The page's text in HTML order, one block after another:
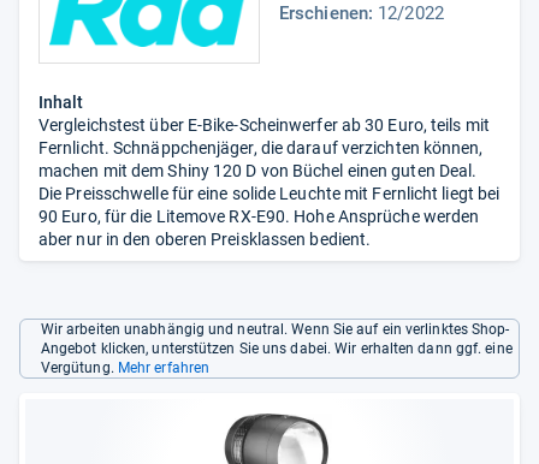
mit
den
Erschienen: 12/2022
Inhalt
Vergleichstest über E-Bike-Scheinwerfer ab 30 Euro, teils mit
Fernlicht. Schnäppchenjäger, die darauf verzichten können,
machen mit dem Shiny 120 D von Büchel einen guten Deal.
Die Preisschwelle für eine solide Leuchte mit Fernlicht liegt bei
90 Euro, für die Litemove RX-E90. Hohe Ansprüche werden
aber nur in den oberen Preisklassen bedient.
Wir arbeiten unabhängig und neutral. Wenn Sie auf ein verlinktes Shop-
Angebot klicken, unterstützen Sie uns dabei. Wir erhalten dann ggf. eine
Vergütung. Mehr erfahren